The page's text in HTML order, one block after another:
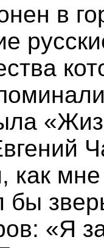
в
как
бы
«Я